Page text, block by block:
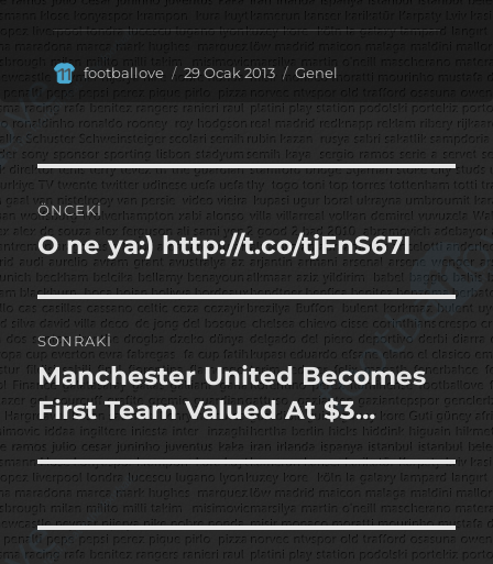
Yazar
footballove
Yayın
29 Ocak 2013 Kategoriler
Genel
Yazı
gezinmesi
ÖNCEKI
Önceki
yazı:
O ne ya:) http://t.co/tjFnS67I
SONRAKI
Sonraki
yazı:
Manchester United Becomes
First Team Valued At $3…